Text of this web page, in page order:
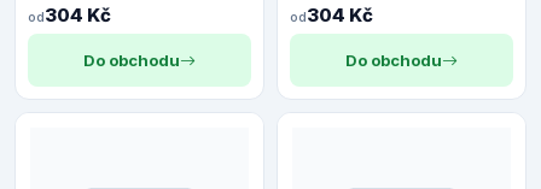
od304 Kč
Do obchodu
od304 Kč
Do obchodu